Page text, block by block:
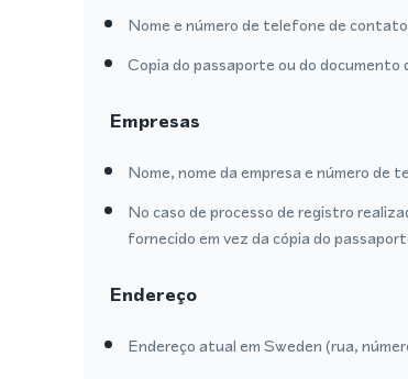
Nome e número de telefone de
Copia do passaporte ou do
Empresas
Nome, nome da empresa e número de
No caso de processo de registro
fornecido em vez da cópia do
Endereço
Endereço atual em Sweden (rua,